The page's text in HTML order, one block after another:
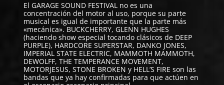
El GARAGE SOUND FESTIVAL no es una
concentración del motor al uso, porque su parte
musical es igual de importante que la parte más
«mecánica». BUCKCHERRY,GLENN HUGHES
(haciendo show especial tocando clásicos de DEEP
PURPLE), HARDCORE SUPERSTAR, DANKO JONES,
IMPERIAL STATE ELECTRIC, MAMMOTH MAMMOTH,
DEWOLFF, THE TEMPERANCE MOVEMENT,
MOTORJESUS, STONE BROKEN y HELL’S FIRE son las
bandas que ya hay confirmadas para que actúen en